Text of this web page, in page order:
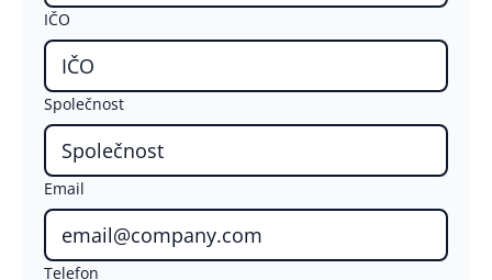
IČO
Společnost
Email
Telefon